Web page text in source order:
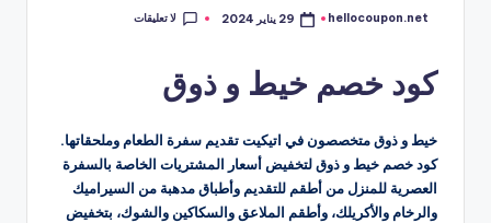
تمّ
hellocoupon.net 29 يناير 2024 لا تعليقات
كود خصم خيط و ذوق
خيط و ذوق متخصصون في اتيكيت تقديم سفرة الطعام وملحقاتها.
كود خصم خيط و ذوق لتخفيض أسعار المشتريات الخاصة بالسفرة
العصرية للمنزل من أطقم للتقديم وأطباق مدهبة من السيراميك
والرخام والأكريلك، وأطقم الملاعق والسكاكين والشوك، بتخفيض